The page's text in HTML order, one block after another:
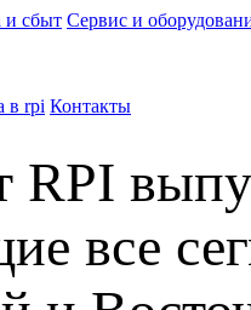
и сбыт Сервис и
в rpi Контакты
RPI
все